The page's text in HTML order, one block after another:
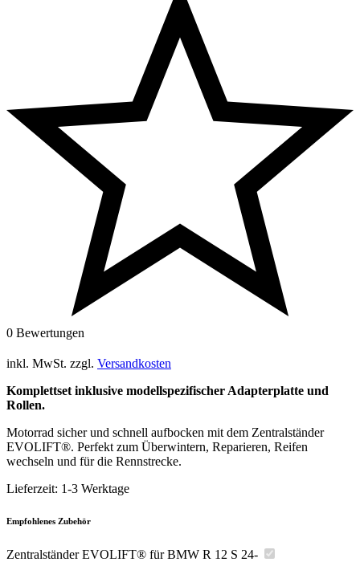
0 Bewertungen
inkl. MwSt. zzgl. Versandkosten
Komplettset inklusive modellspezifischer Adapterplatte und
Rollen.
Motorrad sicher und schnell aufbocken mit dem Zentralständer
EVOLIFT®. Perfekt zum Überwintern, Reparieren, Reifen
wechseln und für die Rennstrecke.
Lieferzeit: 1-3 Werktage
Empfohlenes Zubehör
Zentralständer EVOLIFT® für BMW R 12 S 24-